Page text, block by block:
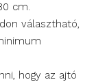
cm.
választható,
hogy az ajtó